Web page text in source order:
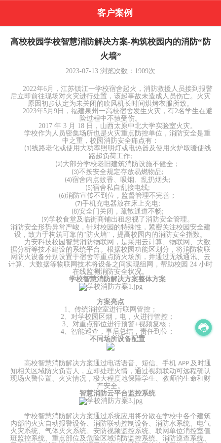
客户案例
高校校园学校智慧消防解决方案-构筑校园内的消防“防
火墙”
2023-07-13 浏览次数： 1909次
2022年6月，江苏镇江一学校宿舍起火，消防救援人员接到报警
后立即前往现场对火灾进行处置，该起事故未造成人员伤亡。火灾
原因初步认定为未关闭的吹风机长时间烘烤衣服所致。
2023年5月9日，福建泉州一高校宿舍发生火灾，有2名学生在避
险过程中不慎受伤。
2017 年 3 月 18 日，山西太原中北大学实验室火灾。
学校作为人员密集场所也是火灾重点防控单位，消防安全是重
中之重，校园消防安全痛点有：
(1)线路老化或使用大功率照明灯或电热器及使用火炉取暖使线
路超负荷工作;
(2)大部分学校老旧建筑消防设施不健全；
(3)不按安全规定存放易燃物品;
(4)宿舍内点蚊香、吸烟、乱扔烟头;
(5)宿舍私自乱接电线;
(6)消防宣传不到位，监督管理不完善；
(7)手机充电器放在床上充电;
(8)安全门关闭，疏散通道不畅;
(9)学校食堂及临街商铺出租忽视了消防安全管理。
消防安全形势异常严峻，针对校园的特殊性，紧密关注校园安全建
设，致力于构筑可靠的“防火墙"，提高校园内的消防安全指数。
力安科技校园智慧消防物联网，是采用云计算、物联网、大数
据分析等技术建设的系统平台。根据校园功能区划分，将消防物联
网防火设备分别设置于宿舍等重点防火场所，并通过无线通讯、云
计算、大数据等物联网技术将设备之间实现组网，帮助校园 24 小时
在线监测消防安全状况。
学校智慧消防解决方案整体方案
方案亮点
1、传统消控室进行联网管控；
2、对学校园区烟，电，火进行管控；
3、对重点部位进行预警+视频复核；
4、智能巡查，事后总结，责任到位；
不同场所设备配置
高校智慧消防解决方案通过电话语音、短信、手机 APP 及时通
知相关区域防火负责人，立即处理火情，通过视频联动可远程确认
现场火警位置、火灾情况，极大程度地保障学生、教师的生命和财
产安全。
智慧消防云平台监控系统
学校智慧消防解决方案通过系统应用将分散在学校中各个建筑
内部的火灾自动报警设备、消防联动控制设备、消防水系统、电气
火灾系统、气体灭火系统、安防视频监控系统、联网单位消控室值
班监控系统、重点部位及危险区域消防监控系统、消防巡查系统、